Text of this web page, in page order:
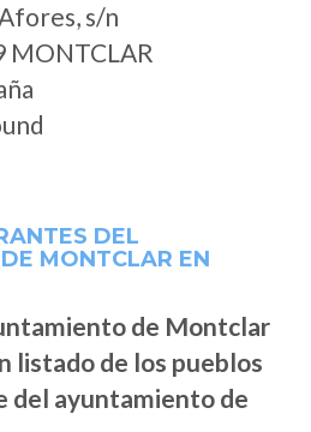
s/n
MONTCLAR
DEL
MONTCLAR EN
listado de los pueblos
del ayuntamiento de